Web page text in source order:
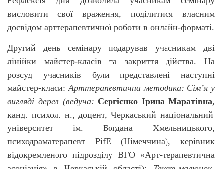
висловити свої враження, поділитися власним
досвідом арттерапевтичної роботи в онлайн-форматі.
Другий день семінару подарував учасникам дві
лінійки майстер-класів та закриття дійства. На
розсуд учасників були представлені наступні
майстер-класи: Арттерапевтична методика: Сім’я у
вигляді дерев (ведуча: Сергієнко Ірина Маратівна,
канд. психол. н., доцент, Черкаський національний
університет ім. Богдана Хмельницького,
психодраматерапевт PifE (Німеччина), керівник
відокремленого підрозділу ВГО «Арт-терапевтична